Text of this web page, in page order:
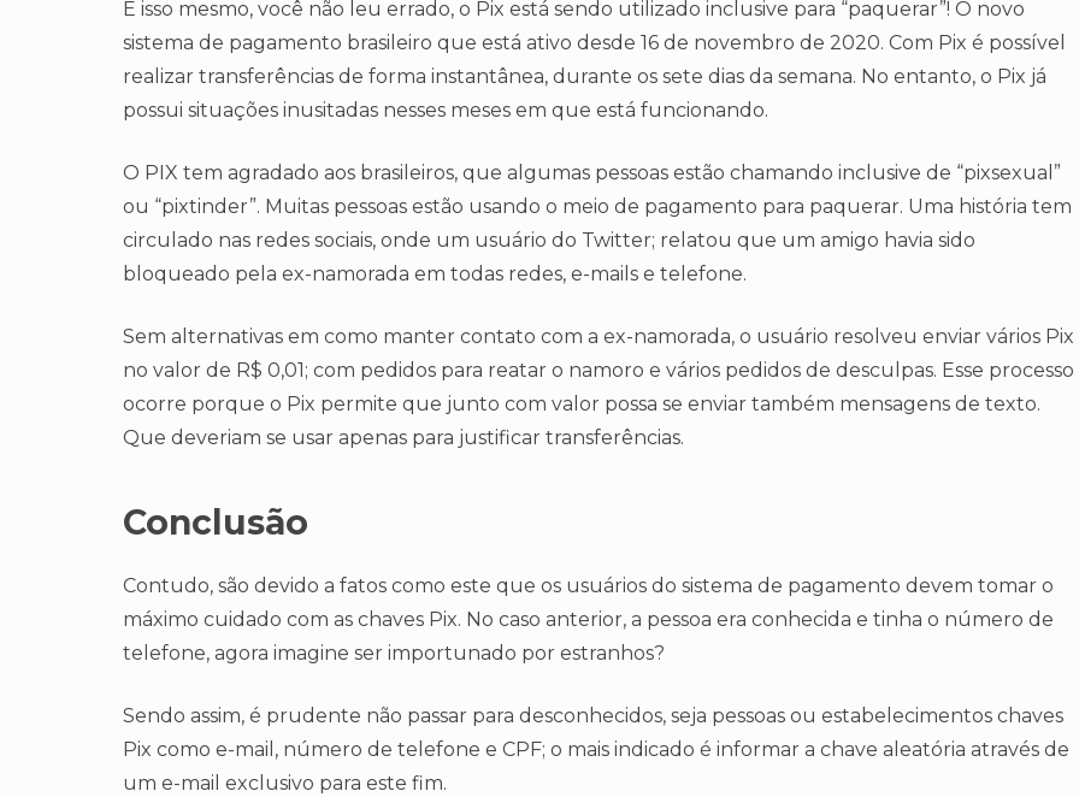
É isso mesmo, você não leu errado, o Pix está sendo utilizado inclusive para “paquerar”! O novo
sistema de pagamento brasileiro que está ativo desde 16 de novembro de 2020. Com Pix é possível
realizar transferências de forma instantânea, durante os sete dias da semana. No entanto, o Pix já
possui situações inusitadas nesses meses em que está funcionando.
O PIX tem agradado aos brasileiros, que algumas pessoas estão chamando inclusive de “pixsexual”
ou “pixtinder”. Muitas pessoas estão usando o meio de pagamento para paquerar. Uma história tem
circulado nas redes sociais, onde um usuário do Twitter; relatou que um amigo havia sido
bloqueado pela ex-namorada em todas redes, e-mails e telefone.
Sem alternativas em como manter contato com a ex-namorada, o usuário resolveu enviar vários Pix
no valor de R$ 0,01; com pedidos para reatar o namoro e vários pedidos de desculpas. Esse processo
ocorre porque o Pix permite que junto com valor possa se enviar também mensagens de texto.
Que deveriam se usar apenas para justificar transferências.
Conclusão
Contudo, são devido a fatos como este que os usuários do sistema de pagamento devem tomar o
máximo cuidado com as chaves Pix. No caso anterior, a pessoa era conhecida e tinha o número de
telefone, agora imagine ser importunado por estranhos?
Sendo assim, é prudente não passar para desconhecidos, seja pessoas ou estabelecimentos chaves
Pix como e-mail, número de telefone e CPF; o mais indicado é informar a chave aleatória através de
um e-mail exclusivo para este fim.